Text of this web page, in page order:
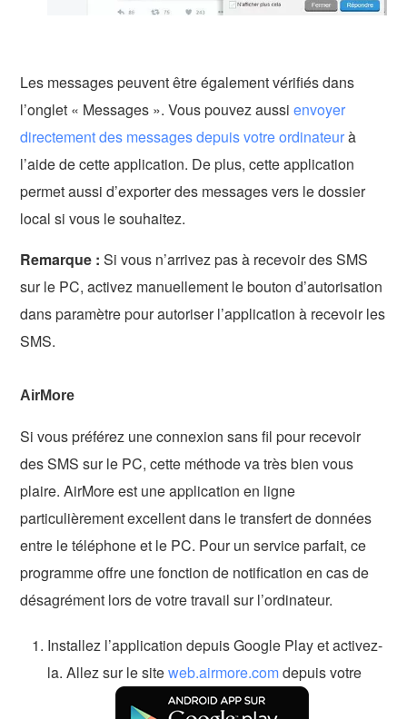
Les messages peuvent être également vérifiés dans
l’onglet « Messages ». Vous pouvez aussienvoyer
directement des messages depuis votre ordinateurà
l’aide de cette application. De plus, cette application
permet aussi d’exporter des messages vers le dossier
local si vous le souhaitez.
Remarque : Si vous n’arrivez pas à recevoir des SMS
sur le PC, activez manuellement le bouton d’autorisation
dans paramètre pour autoriser l’application à recevoir les
SMS.
AirMore
Si vous préférez une connexion sans fil pour recevoir
des SMS sur le PC, cette méthode va très bien vous
plaire. AirMore est une application en ligne
particulièrement excellent dans le transfert de données
entre le téléphone et le PC. Pour un service parfait, ce
programme offre une fonction de notification en cas de
désagrément lors de votre travail sur l’ordinateur.
Installez l’application depuis Google Play et activez-
la. Allez sur le siteweb.airmore.comdepuis votre